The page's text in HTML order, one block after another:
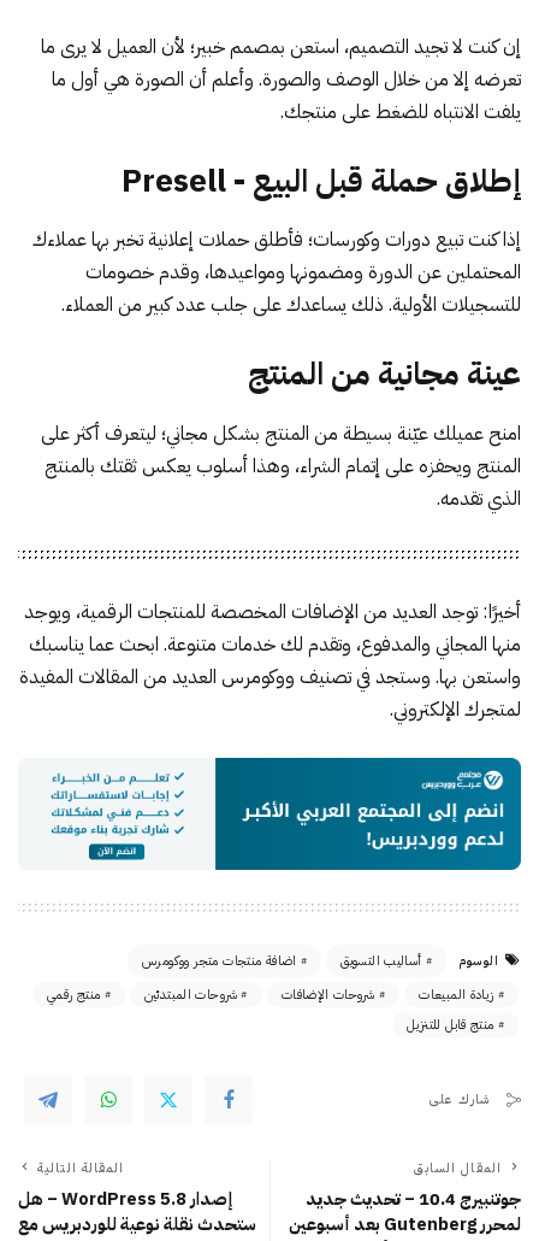
إن كنت لا تجيد التصميم، استعن بمصمم خبير؛ لأن العميل لا يرى ما
تعرضه إلا من خلال الوصف والصورة. وأعلم أن الصورة هي أول ما
يلفت الانتباه للضغط على منتجك.
إطلاق حملة قبل البيع - Presell
إذا كنت تبيع دورات وكورسات؛ فأطلق حملات إعلانية تخبر بها عملاءك
المحتملين عن الدورة ومضمونها ومواعيدها، وقدم خصومات
للتسجيلات الأولية. ذلك يساعدك على جلب عدد كبير من العملاء.
عينة مجانية من المنتج
امنح عميلك عيّنة بسيطة من المنتج بشكل مجاني؛ ليتعرف أكثر على
المنتج ويحفزه على إتمام الشراء، وهذا أسلوب يعكس ثقتك بالمنتج
الذي تقدمه.
أخيرًا: توجد العديد من الإضافات المخصصة للمنتجات الرقمية، ويوجد
منها المجاني والمدفوع، وتقدم لك خدمات متنوعة. ابحث عما يناسبك
واستعن بها. وستجد في تصنيف ووكومرس العديد من المقالات المفيدة
لمتجرك الإلكتروني.
الوسوم أساليب التسويق
اضافة منتجات متجر ووكومرس
زيادة المبيعات
شروحات الإضافات شروحات المبتدئين
منتج رقمي
منتج قابل للتنزيل
شارك على
المقال السابق
جوتنبيرج 10.4 – تحديث جديد
لمحرر Gutenberg بعد أسبوعين
المقالة التالية
إصدار WordPress 5.8 – هل
ستحدث نقلة نوعية للوردبريس مع